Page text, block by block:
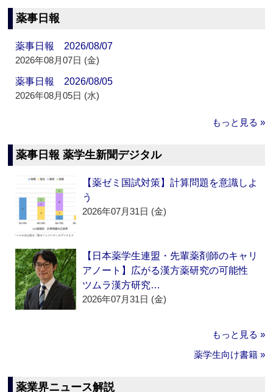
薬事日報
薬事日報 2026/08/07
2026年08月07日 (金)
薬事日報 2026/08/05
2026年08月05日 (水)
もっと見る »
薬事日報 薬学生新聞デジタル
【薬ゼミ国試対策】計算問題を意識しよ
う
2026年07月31日 (金)
【日本薬学生連盟・先輩薬剤師のキャリ
アノート】広がる漢方薬研究の可能性
ツムラ漢方研究…
2026年07月31日 (金)
もっと見る »
薬学生向け書籍 »
薬業界ニュース解説